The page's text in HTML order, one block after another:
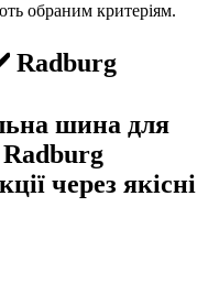
обраним критеріям.
Radburg
шина для
Radburg
через якісні